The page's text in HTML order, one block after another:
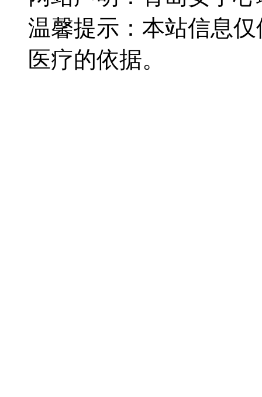
温馨提示：本站信息
医疗的依据。